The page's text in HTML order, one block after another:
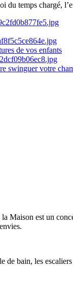
temps chargé,
de vos enfants
swinguer votre
Maison est un
de bain, les